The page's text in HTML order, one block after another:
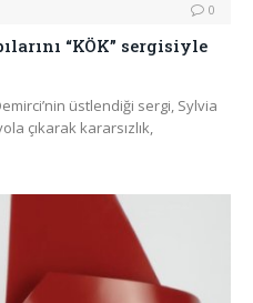
0
“KÖK” sergisiyle
üstlendiği sergi, Sylvia
çıkarak kararsızlık,